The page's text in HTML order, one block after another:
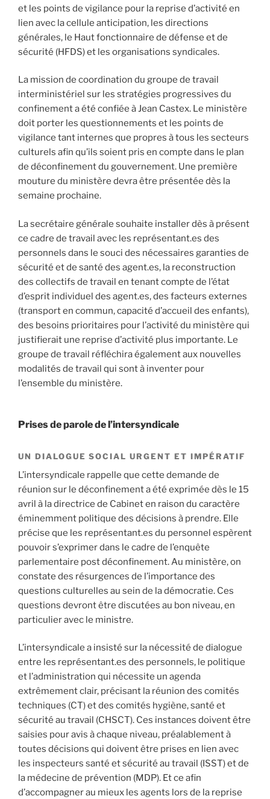
et les points de vigilance pour la reprise d’activité en
lien avec la cellule anticipation, les directions
générales, le Haut fonctionnaire de défense et de
sécurité (HFDS) et les organisations syndicales.
La mission de coordination du groupe de travail
interministériel sur les stratégies progressives du
confinement a été confiée à Jean Castex. Le ministère
doit porter les questionnements et les points de
vigilance tant internes que propres à tous les secteurs
culturels afin qu’ils soient pris en compte dans le plan
de déconfinement du gouvernement. Une première
mouture du ministère devra être présentée dès la
semaine prochaine.
La secrétaire générale souhaite installer dès à présent
ce cadre de travail avec les représentant.es des
personnels dans le souci des nécessaires garanties de
sécurité et de santé des agent.es, la reconstruction
des collectifs de travail en tenant compte de l’état
d’esprit individuel des agent.es, des facteurs externes
(transport en commun, capacité d’accueil des enfants),
des besoins prioritaires pour l’activité du ministère qui
justifierait une reprise d’activité plus importante. Le
groupe de travail réfléchira également aux nouvelles
modalités de travail qui sont à inventer pour
l’ensemble du ministère.
Prises de parole de l’intersyndicale
UN DIALOGUE SOCIAL URGENT ET IMPÉRATIF
L’intersyndicale rappelle que cette demande de
réunion sur le déconfinement a été exprimée dès le 15
avril à la directrice de Cabinet en raison du caractère
éminemment politique des décisions à prendre. Elle
précise que les représentant.es du personnel espèrent
pouvoir s’exprimer dans le cadre de l’enquête
parlementaire post déconfinement. Au ministère, on
constate des résurgences de l’importance des
questions culturelles au sein de la démocratie. Ces
questions devront être discutées au bon niveau, en
particulier avec le ministre.
L’intersyndicale a insisté sur la nécessité de dialogue
entre les représentant.es des personnels, le politique
et l’administration qui nécessite un agenda
extrêmement clair, précisant la réunion des comités
techniques (CT) et des comités hygiène, santé et
sécurité au travail (CHSCT). Ces instances doivent être
saisies pour avis à chaque niveau, préalablement à
toutes décisions qui doivent être prises en lien avec
les inspecteurs santé et sécurité au travail (ISST) et de
la médecine de prévention (MDP). Et ce afin
d’accompagner au mieux les agents lors de la reprise